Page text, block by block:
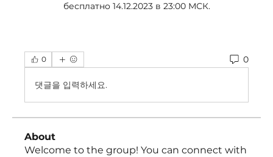
бесплатно 14.12.2023 в 23:00 МСК.
0 0
댓글을 입력하세요.
About
Welcome to the group! You can connect with